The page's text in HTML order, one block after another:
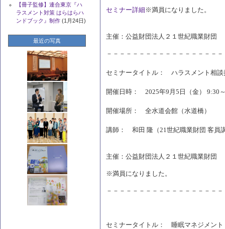
セミナー詳細 ※満員になりました。
主催：公益財団法人２１世紀職業財団
－－－－－－－－－－－－－－－－－
セミナータイトル： ハラスメント相
開催日時： 2025年9月5日（金） 9:30
開催場所： 全水道会館（水道橋）
講師： 和田 隆（21世紀職業財団 客員
主催：公益財団法人２１世紀職業財団
※満員になりました。
－－－－－－－－－－－－－－－－－
セミナータイトル： 睡眠マネジメント
【冊子監修】連合東京『ハ
ラスメント対策 はらはらハ
ンドブック』制作 (1月24日)
最近の写真